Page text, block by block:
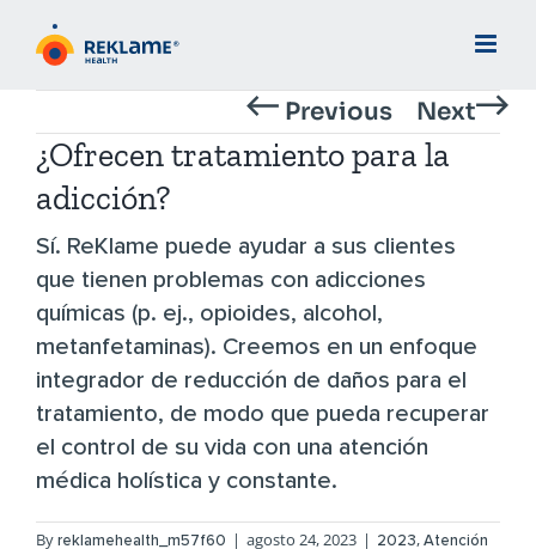
Previous Next
¿Ofrecen tratamiento para la
adicción?
Sí. ReKlame puede ayudar a sus clientes
que tienen problemas con adicciones
químicas (p. ej., opioides, alcohol,
metanfetaminas). Creemos en un enfoque
integrador de reducción de daños para el
tratamiento, de modo que pueda recuperar
el control de su vida con una atención
médica holística y constante.
Byreklamehealth_m57f60 | agosto 24, 2023 | 2023,Atención